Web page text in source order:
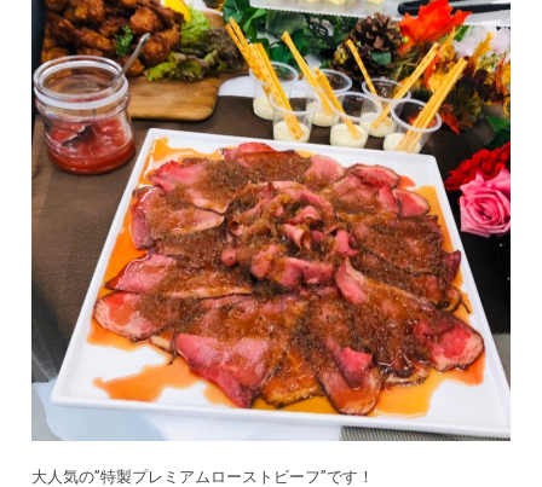
大人気の”特製プレミアムローストビーフ”です！